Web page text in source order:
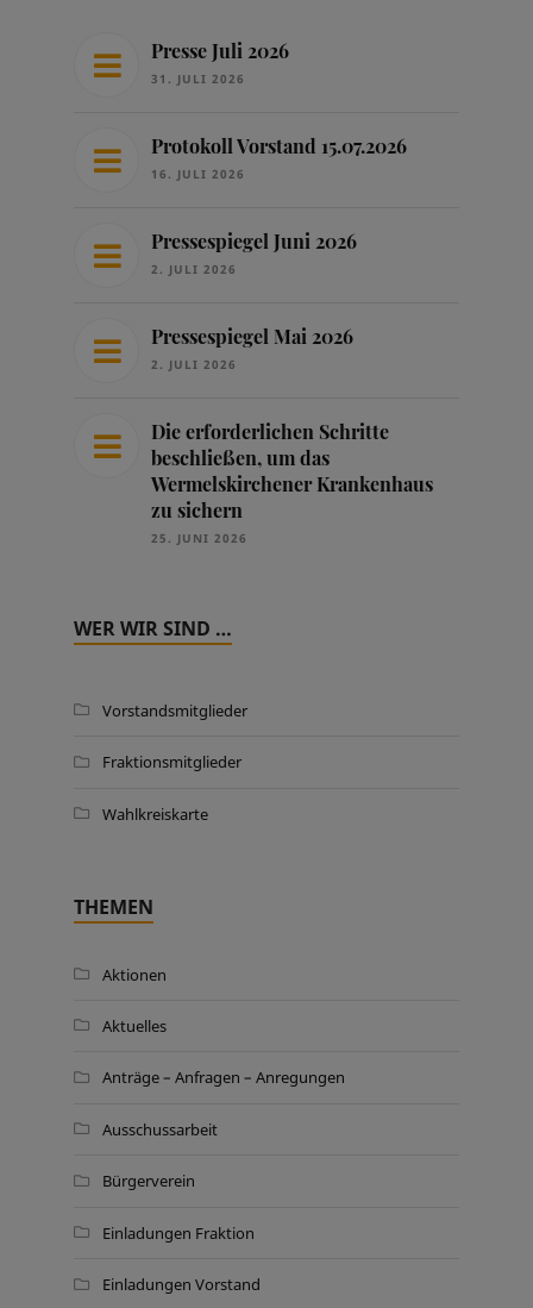
Presse Juli 2026
31. JULI 2026
Protokoll Vorstand 15.07.2026
16. JULI 2026
Pressespiegel Juni 2026
2. JULI 2026
Pressespiegel Mai 2026
2. JULI 2026
Die erforderlichen Schritte
beschließen, um das
Wermelskirchener Krankenhaus
zu sichern
25. JUNI 2026
WER WIR SIND …
Vorstandsmitglieder
Fraktionsmitglieder
Wahlkreiskarte
THEMEN
Aktionen
Aktuelles
Anträge – Anfragen – Anregungen
Ausschussarbeit
Bürgerverein
Einladungen Fraktion
Einladungen Vorstand